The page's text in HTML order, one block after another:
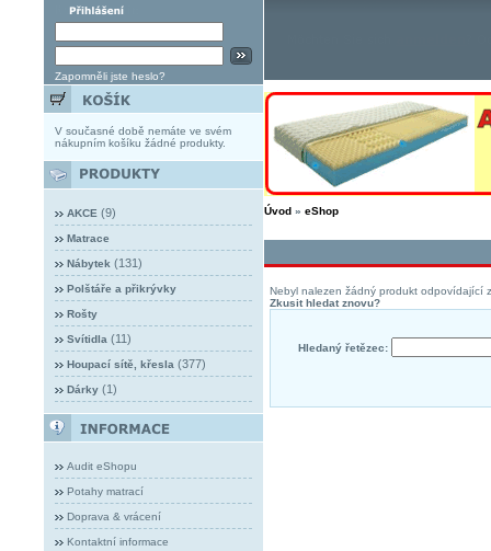
Zapomněli jste heslo?
V současné době nemáte ve svém
nákupním košíku žádné produkty.
AKCE (9)
Matrace
Nábytek (131)
Polštáře a přikrývky
Rošty
Svítidla (11)
Houpací sítě, křesla (377)
Dárky(1)
Audit eShopu
Potahy matrací
Doprava & vrácení
Kontaktní informace
Úvod» eShop
Nebyl nalezen žádný produkt odpovídající
Zkusit hledat znovu?
Hledaný řetězec: